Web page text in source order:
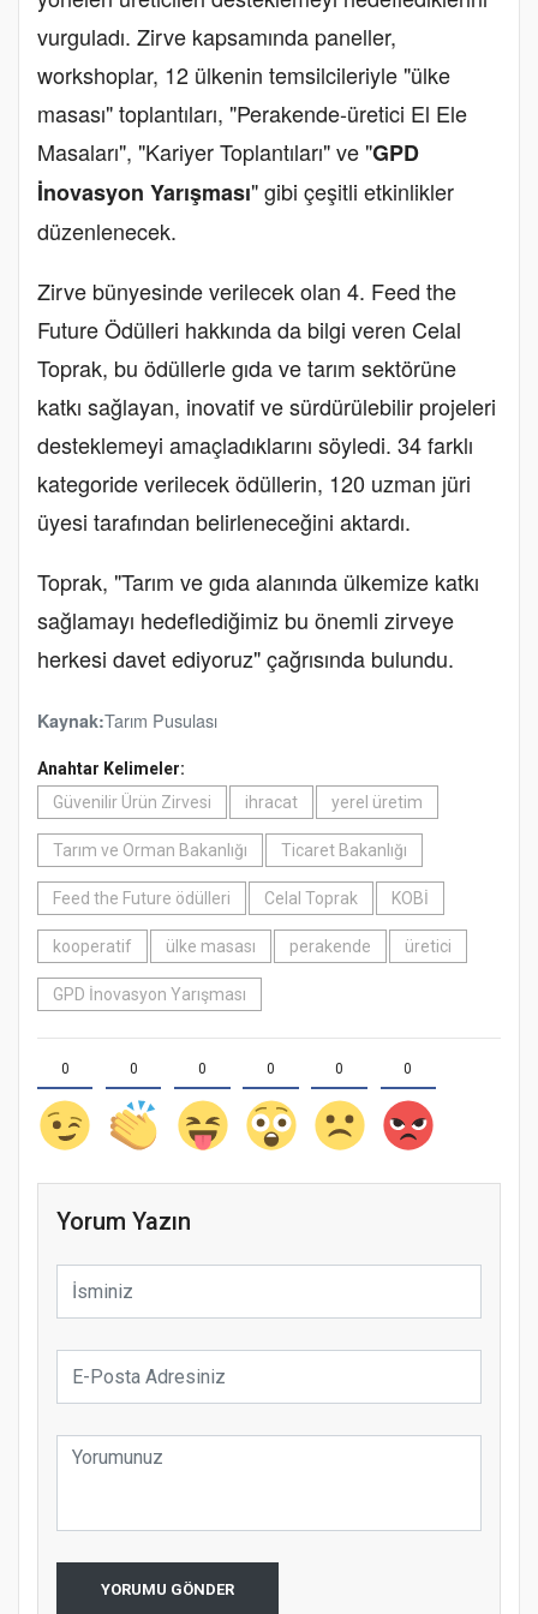
vurguladı. Zirve kapsamında paneller,
workshoplar, 12 ülkenin temsilcileriyle "ülke
masası" toplantıları, "Perakende-üretici El Ele
Masaları", "Kariyer Toplantıları" ve "GPD
İnovasyon Yarışması" gibi çeşitli etkinlikler
düzenlenecek.
Zirve bünyesinde verilecek olan 4. Feed the
Future Ödülleri hakkında da bilgi veren Celal
Toprak, bu ödüllerle gıda ve tarım sektörüne
katkı sağlayan, inovatif ve sürdürülebilir projeleri
desteklemeyi amaçladıklarını söyledi. 34 farklı
kategoride verilecek ödüllerin, 120 uzman jüri
üyesi tarafından belirleneceğini aktardı.
Toprak, "Tarım ve gıda alanında ülkemize katkı
sağlamayı hedeflediğimiz bu önemli zirveye
herkesi davet ediyoruz" çağrısında bulundu.
Kaynak:Tarım Pusulası
Anahtar Kelimeler:
Güvenilir Ürün Zirvesi
ihracat yerel üretim
Tarım ve Orman Bakanlığı Ticaret Bakanlığı
Feed the Future ödülleri Celal Toprak KOBİ
kooperatif ülke masası perakende üretici
GPD İnovasyon Yarışması
0 0 0 0 0 0
Yorum Yazın
YORUMU GÖNDER